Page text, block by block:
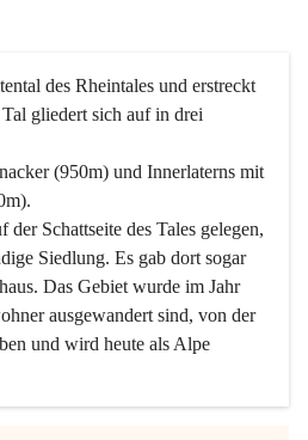
des Rheintales und erstreckt
gliedert sich auf in drei
(950m) und Innerlaterns mit
Schattseite des Tales gelegen,
Siedlung. Es gab dort sogar
Das Gebiet wurde im Jahr
ausgewandert sind, von der
und wird heute als Alpe